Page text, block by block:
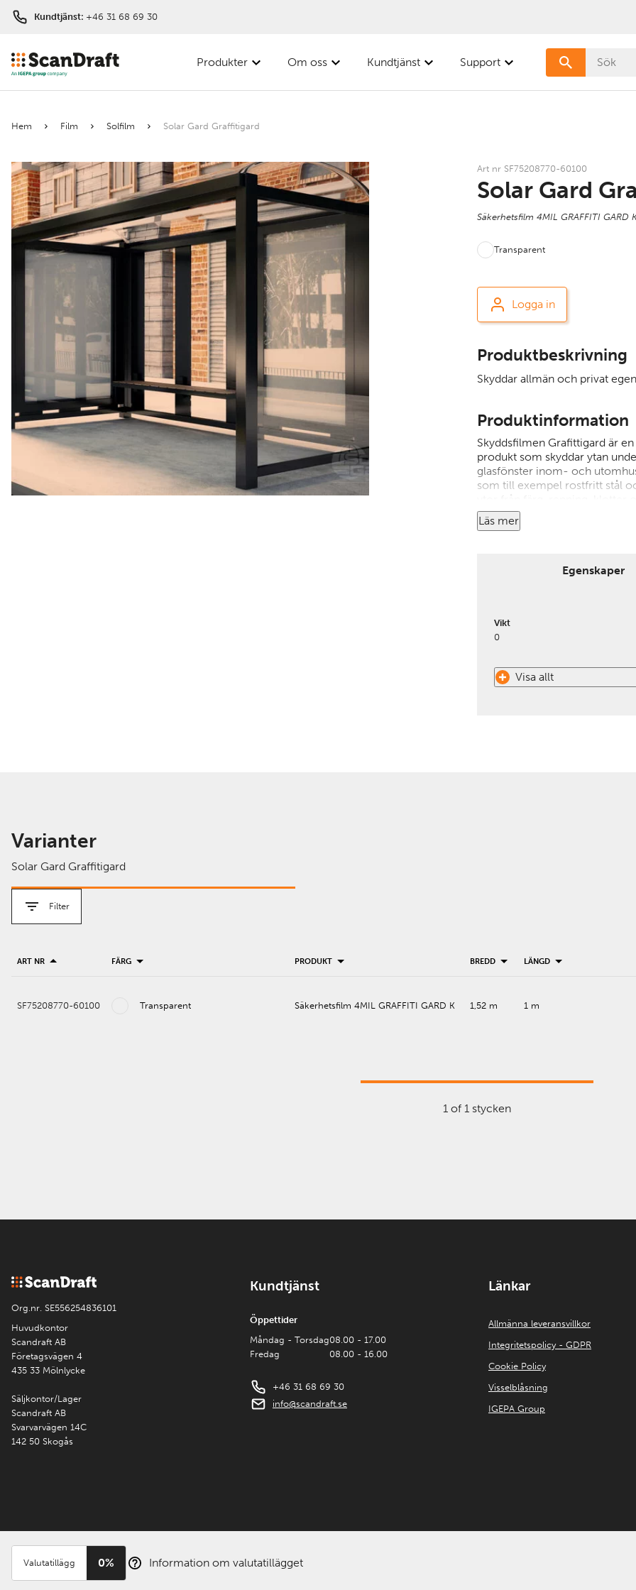
Kundtjänst: +46 31 68 69 30
Produkter Om oss Kundtjänst Support
Hem Film Solfilm Solar Gard Graffitigard
Art nr SF75208770-60100
Solar Gard
Säkerhetsfilm 4MIL GRAFFITI GARD
Transparent
Logga in
Produktbeskrivning
Skyddar allmän och privat
Produktinformation
Skyddsfilmen Grafittigard är
produkt som skyddar ytan
glasfönster inom- och
som till exempel rostfritt stål
ytor från färg, repning, klotter
utsatts för vandalisering är
minskar skadorna på
populärt, eftersom det är så
med ett nytt lager än att byta
Läs mer
Egenskaper
Vikt
0
Visa allt
Varianter
Solar Gard Graffitigard
Filter
Färg
Bredd
Längd
ART NR FÄRG PRODUKT BREDD LÄNGD
SF75208770-60100 Transparent Säkerhetsfilm 4MIL GRAFFITI GARD K 1,52 m 1 m
1 of 1 stycken
Org.nr. SE556254836101
Huvudkontor
Scandraft AB
Företagsvägen 4
435 33 Mölnlycke
Säljkontor/Lager
Scandraft AB
Svarvarvägen 14C
142 50 Skogås
Kundtjänst
Öppettider
Måndag - Torsdag
Fredag
08.00 - 17.00
08.00 - 16.00
+46 31 68 69 30
info@scandraft.se
Länkar
Allmänna leveransvillkor
Integritetspolicy - GDPR
Cookie Policy
Visselblåsning
IGEPA Group
Valutatillägg 0% Information om valutatillägget